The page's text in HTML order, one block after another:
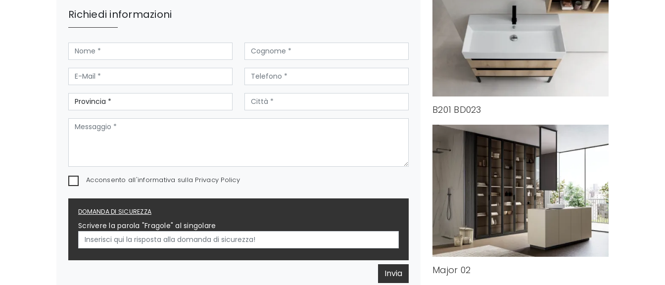
Richiedi informazioni
Acconsento all'informativa sulla Privacy Policy
DOMANDA DI SICUREZZA
Scrivere la parola "Fragole" al singolare
Invia
B201 BD023
Major 02